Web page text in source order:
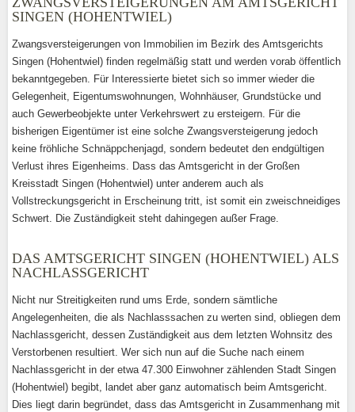
SINGEN (HOHENTWIEL)
Zwangsversteigerungen von Immobilien im Bezirk des Amtsgerichts
Singen (Hohentwiel) finden regelmäßig statt und werden vorab öffentlich
bekanntgegeben. Für Interessierte bietet sich so immer wieder die
Gelegenheit, Eigentumswohnungen, Wohnhäuser, Grundstücke und
auch Gewerbeobjekte unter Verkehrswert zu ersteigern. Für die
bisherigen Eigentümer ist eine solche Zwangsversteigerung jedoch
keine fröhliche Schnäppchenjagd, sondern bedeutet den endgültigen
Verlust ihres Eigenheims. Dass das Amtsgericht in der Großen
Kreisstadt Singen (Hohentwiel) unter anderem auch als
Vollstreckungsgericht in Erscheinung tritt, ist somit ein zweischneidiges
Schwert. Die Zuständigkeit steht dahingegen außer Frage.
DAS AMTSGERICHT SINGEN (HOHENTWIEL) ALS
NACHLASSGERICHT
Nicht nur Streitigkeiten rund ums Erde, sondern sämtliche
Angelegenheiten, die als Nachlasssachen zu werten sind, obliegen dem
Nachlassgericht, dessen Zuständigkeit aus dem letzten Wohnsitz des
Verstorbenen resultiert. Wer sich nun auf die Suche nach einem
Nachlassgericht in der etwa 47.300 Einwohner zählenden Stadt Singen
(Hohentwiel) begibt, landet aber ganz automatisch beim Amtsgericht.
Dies liegt darin begründet, dass das Amtsgericht in Zusammenhang mit